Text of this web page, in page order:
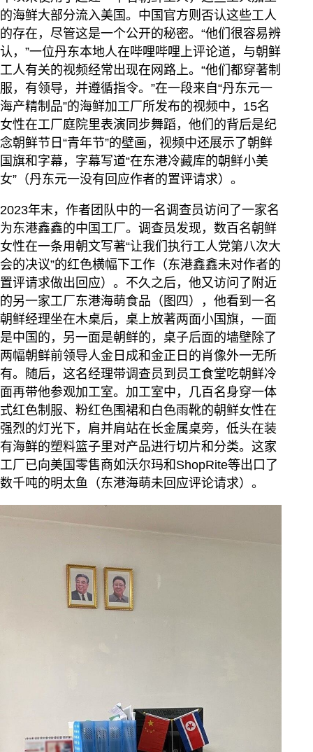
的海鲜大部分流入美国。中国官方则否认这些工人
的存在，尽管这是一个公开的秘密。“他们很容易辨
认，”一位丹东本地人在哔哩哔哩上评论道，与朝鲜
工人有关的视频经常出现在网路上。“他们都穿著制
服，有领导，并遵循指令。”在一段来自“丹东元一
海产精制品”的海鲜加工厂所发布的视频中，15名
女性在工厂庭院里表演同步舞蹈，他们的背后是纪
念朝鲜节日“青年节”的壁画，视频中还展示了朝鲜
国旗和字幕，字幕写道“在东港冷藏库的朝鲜小美
女”（丹东元一没有回应作者的置评请求）。
2023年末，作者团队中的一名调查员访问了一家名
为东港鑫鑫的中国工厂。调查员发现，数百名朝鲜
女性在一条用朝文写著“让我们执行工人党第八次大
会的决议”的红色横幅下工作（东港鑫鑫未对作者的
置评请求做出回应）。不久之后，他又访问了附近
的另一家工厂东港海萌食品（图四），他看到一名
朝鲜经理坐在木桌后，桌上放著两面小国旗，一面
是中国的，另一面是朝鲜的，桌子后面的墙壁除了
两幅朝鲜前领导人金日成和金正日的肖像外一无所
有。随后，这名经理带调查员到员工食堂吃朝鲜冷
面再带他参观加工室。加工室中，几百名身穿一体
式红色制服、粉红色围裙和白色雨靴的朝鲜女性在
强烈的灯光下，肩并肩站在长金属桌旁，低头在装
有海鲜的塑料篮子里对产品进行切片和分类。这家
工厂已向美国零售商如沃尔玛和ShopRite等出口了
数千吨的明太鱼（东港海萌未回应评论请求）。